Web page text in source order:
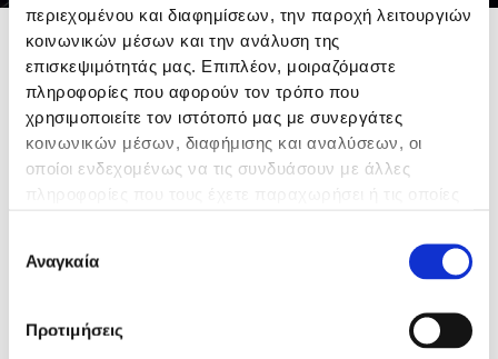
περιεχομένου και διαφημίσεων, την παροχή λειτουργιών
κοινωνικών μέσων και την ανάλυση της
επισκεψιμότητάς μας. Επιπλέον, μοιραζόμαστε
πληροφορίες που αφορούν τον τρόπο που
χρησιμοποιείτε τον ιστότοπό μας με συνεργάτες
κοινωνικών μέσων, διαφήμισης και αναλύσεων, οι
οποίοι ενδεχομένως να τις συνδυάσουν με άλλες
συγκατάθεσης
Αναγκαία
Προτιμήσεις
Λήψη Λήψη Λήψη Λήψη
Γενικές Πληροφορίες
Τμήματα
Επικοινωνία